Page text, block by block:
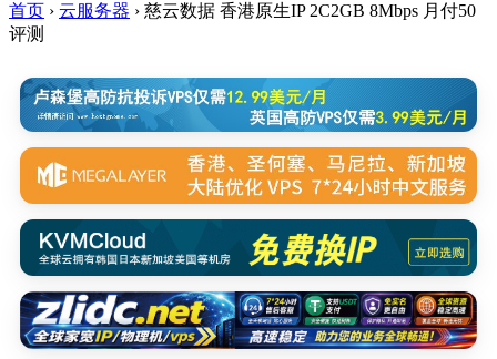
首页 › 云服务器 › 慈云数据 香港原生IP 2C2GB 8Mbps 月付50
评测